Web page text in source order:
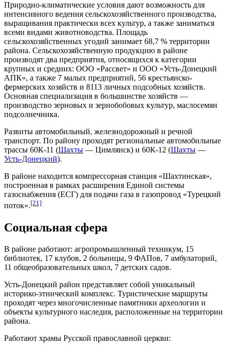
Природно-климатические условия дают возможность для
интенсивного ведения сельскохозяйственного производства,
выращивания практически всех культур, а также заниматься
всеми видами животноводства. Площадь
сельскохозяйственных угодий занимает 68,7 % территории
района. Сельскохозяйственную продукцию в районе
производят два предприятия, относящихся к категории
крупных и средних: ООО «Рассвет» и ООО «Усть-Донецкий
АПК», а также 7 малых предприятий, 56 крестьянско-
фермерских хозяйств и 8113 личных подсобных хозяйств.
Основная специализация в большинстве хозяйств —
производство зерновых и зернобобовых культур, маслосемян
подсолнечника.
Развиты автомобильный, железнодорожный и речной
транспорт. По району проходят региональные автомобильные
трассы 60К-11 (Шахты — Цимлянск) и 60К-12 (Шахты —
Усть-Донецкий).
В районе находится компрессорная станция «Шахтинская»,
построенная в рамках расширения Единой системы
газоснабжения (ЕСГ) для подачи газа в газопровод «Турецкий
поток».[21]
Социальная сфера
В районе работают: агропромышленный техникум, 15
библиотек, 17 клубов, 2 больницы, 9 ФАПов, 7 амбулаторий,
11 общеобразовательных школ, 7 детских садов.
Усть-Донецкий район представляет собой уникальный
историко-этнический комплекс. Туристические маршруты
проходят через многочисленные памятники археологии и
объекты культурного наследия, расположенные на территории
района.
Работают храмы Русской православной церкви: